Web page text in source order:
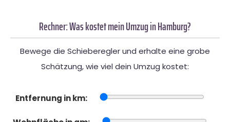
Rechner: Was kostet mein Umzug in Hamburg?
Bewege die Schieberegler und erhalte eine grobe
Schätzung, wie viel dein Umzug kostet:
Entfernung in km: